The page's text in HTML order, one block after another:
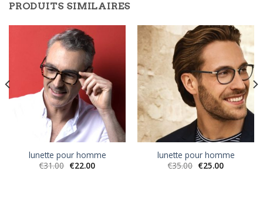
PRODUITS SIMILAIRES
lunette pour homme
€31.00 €22.00
lunette pour homme
€35.00 €25.00